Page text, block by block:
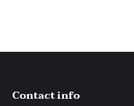
Contact info